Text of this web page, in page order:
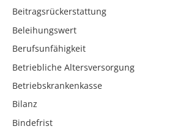
Beitragsrückerstattung
Beleihungswert
Berufsunfähigkeit
Betriebliche Altersversorgung
Betriebskrankenkasse
Bilanz
Bindefrist